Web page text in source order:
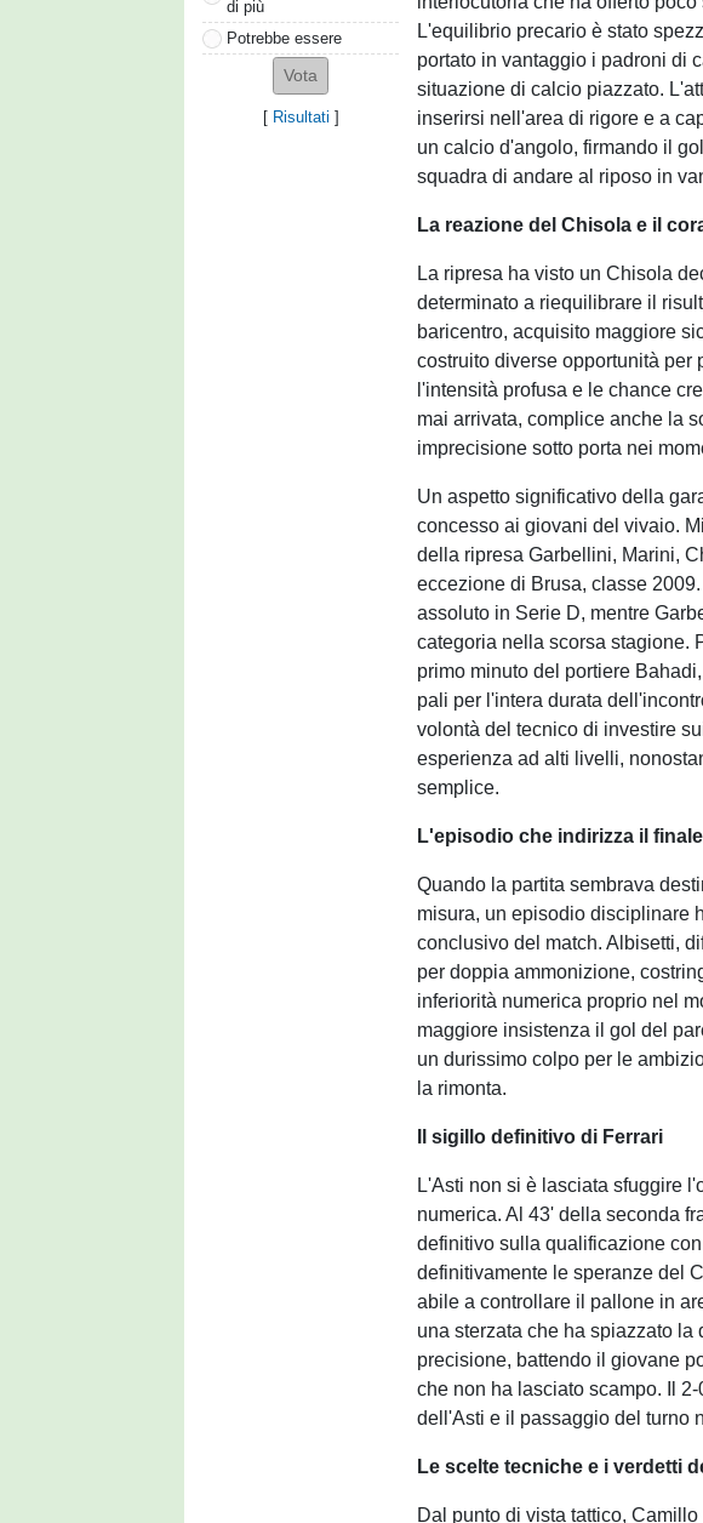
di più
Potrebbe essere
[ Risultati ]
L'equilibrio precario è stato
portato in vantaggio i padroni di
situazione di calcio piazzato.
inserirsi nell'area di rigore e a
un calcio d'angolo, firmando il
squadra di andare al riposo in
La reazione del Chisola e il
La ripresa ha visto un Chisola
determinato a riequilibrare il
baricentro, acquisito maggiore
costruito diverse opportunità per
l'intensità profusa e le chance
mai arrivata, complice anche la
imprecisione sotto porta nei
Un aspetto significativo della
concesso ai giovani del vivaio.
della ripresa Garbellini, Marini,
eccezione di Brusa, classe
assoluto in Serie D, mentre
categoria nella scorsa stagione.
primo minuto del portiere
pali per l'intera durata
volontà del tecnico di investire
esperienza ad alti livelli,
semplice.
L'episodio che indirizza il finale
Quando la partita sembrava
misura, un episodio disciplinare
conclusivo del match. Albisetti,
per doppia ammonizione,
inferiorità numerica proprio nel
maggiore insistenza il gol del
un durissimo colpo per le
la rimonta.
Il sigillo definitivo di Ferrari
L'Asti non si è lasciata sfuggire
numerica. Al 43' della seconda
definitivo sulla qualificazione
definitivamente le speranze del
abile a controllare il pallone in
una sterzata che ha spiazzato
precisione, battendo il giovane
che non ha lasciato scampo. Il
dell'Asti e il passaggio del turno
Le scelte tecniche e i verdetti
Dal punto di vista tattico,